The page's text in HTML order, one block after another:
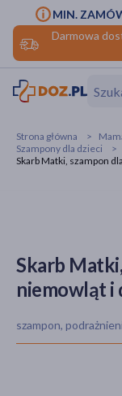
Darmowa
MIN.
Strona główna
Szampony dla dzieci
Skarb Matki, szampon
Skarb
niemowląt i
szampon,